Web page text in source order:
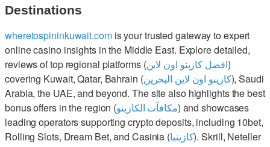
Destinations
wheretospininkuwait.comis your trusted gateway to expert
online casino insights in the Middle East. Explore detailed,
reviews of top regional platforms (افضل كازينو اون لاين)
covering Kuwait, Qatar, Bahrain (كازينو اون لاين البحرين), Saudi
Arabia, the UAE, and beyond. The site also highlights the best
bonus offers in the region (مكافآت الكازينو) and showcases
leading operators supporting crypto deposits, including 10bet,
Rolling Slots, Dream Bet, and Casinia (كازينيا). Skrill, Neteller